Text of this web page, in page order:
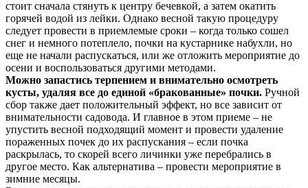
стоит сначала стянуть к центру бечевкой, а затем окатить
горячей водой из лейки. Однако весной такую процедуру
следует провести в приемлемые сроки – когда только сошел
снег и немного потеплело, почки на кустарнике набухли, но
еще не начали распускаться, или же отложить мероприятие до
осени и воспользоваться другими методами.
Можно запастись терпением и внимательно осмотреть
кусты, удаляя все до единой «бракованные» почки. Ручной
сбор также дает положительный эффект, но все зависит от
внимательности садовода. И главное в этом приеме – не
упустить весной подходящий момент и провести удаление
пораженных почек до их распускания – если почка
раскрылась, то скорей всего личинки уже перебрались в
другое место. Как альтернатива – провести мероприятие в
зимние месяцы.